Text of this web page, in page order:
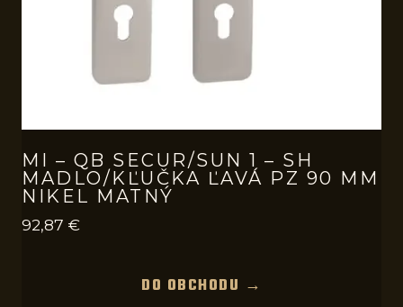
MI – QB SECUR/SUN 1 – SH
MADLO/KĽUČKA ĽAVÁ PZ 90 MM
NIKEL MATNÝ
92,87 €
DO OBCHODU →